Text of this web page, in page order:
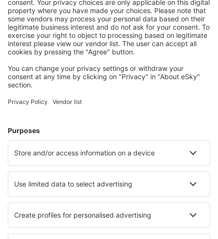
Meist gesuchte Unterkünfte von eSky Nutzern
Unterkünfte in Brasilien - Beliebte Städte
Unterkunft in Ubatuba Unterkunft in Belem
Unterkunft in Sao Paulo Unterkunft in Cabo Frio
Unterkunft in Caraguatatuba Unterkunft in Chuí
Die besten Unterkünfte - Städte
Unterkunft in Zandhuizen